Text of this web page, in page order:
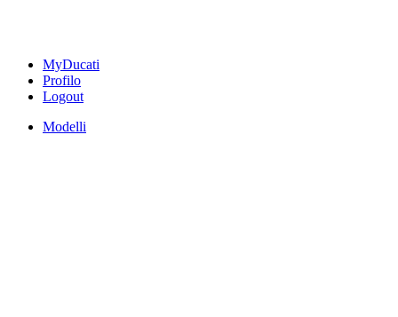
MyDucati
Profilo
Logout
Modelli